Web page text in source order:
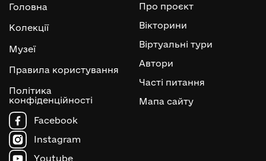
Головна
Колекції
Музеї
Правила користування
Політика
конфіденційності
Про проєкт
Вікторини
Віртуальні тури
Автори
Часті питання
Мапа сайту
Facebook
Instagram
Youtube